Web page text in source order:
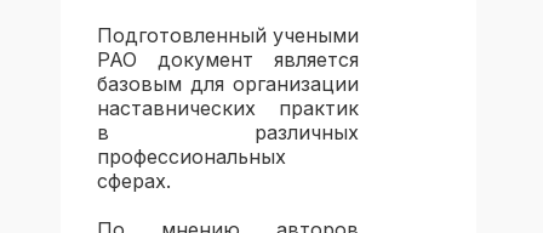
Подготовленный учеными
РАО документ является
базовым для организации
наставнических практик
в различных
профессиональных
сферах.